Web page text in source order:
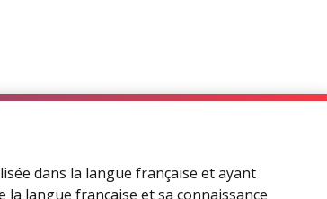
dans la langue française et ayant
la langue française et sa connaissance